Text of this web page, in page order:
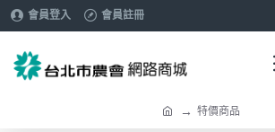
會員登入 會員註冊
特價商品